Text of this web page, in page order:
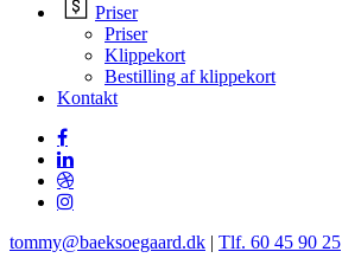
Priser
Priser
Klippekort
Bestilling af klippekort
Kontakt
tommy@baeksoegaard.dk | Tlf. 60 45 90 25